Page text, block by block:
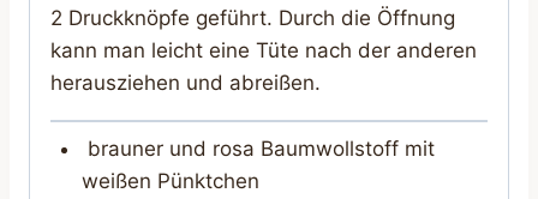
2 Druckknöpfe geführt. Durch die Öffnung
kann man leicht eine Tüte nach der anderen
herausziehen und abreißen.
brauner und rosa Baumwollstoff mit
weißen Pünktchen